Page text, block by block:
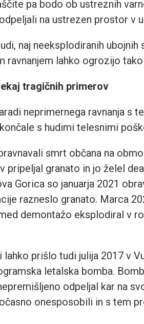
pa bodo ob ustreznih
na ustrezen prostor v
naj neeksplodiranih
ravnanjem lahko ogrozijo
tragičnih primerov
neprimernega ravnanja s
s hudimi telesnimi
smrt občana na
pripeljal granato in jo želel
Gorica so januarja 2021
razneslo granato. Marca
demontažo eksplodiral v
lahko prišlo tudi julija 2017 v
letalska bomba.
odpeljal kar na
onesposobili in s tem